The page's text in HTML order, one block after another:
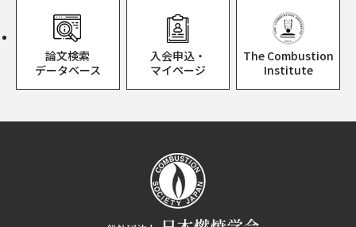
論文検索
データベース
入会申込・
マイページ
The Combustion
Institute